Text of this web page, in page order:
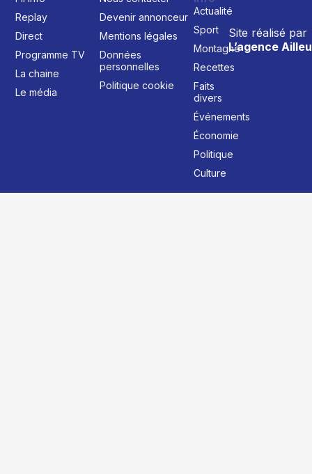
Site réalisé par
L’agence
Replay
Direct
Programme TV
La chaine
Le média
Devenir annonceur
Mentions légales
Données
personnelles
Politique cookie
Actualité
Sport
Montagne
Recettes
Faits
divers
Événements
Économie
Politique
Culture